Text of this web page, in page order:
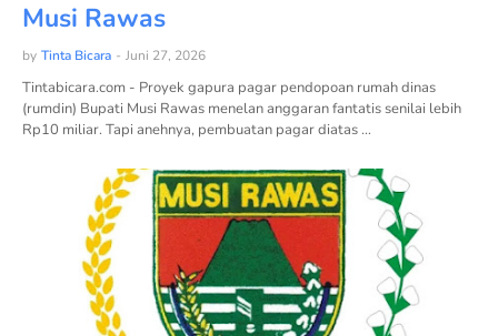
Musi Rawas
by Tinta Bicara - Juni 27, 2026
Tintabicara.com - Proyek gapura pagar pendopoan rumah dinas
(rumdin) Bupati Musi Rawas menelan anggaran fantatis senilai lebih
Rp10 miliar. Tapi anehnya, pembuatan pagar diatas …